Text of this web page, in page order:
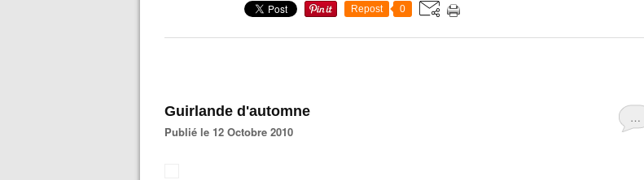
Repost 0
…
Guirlande d'automne
Publié le 12 Octobre 2010